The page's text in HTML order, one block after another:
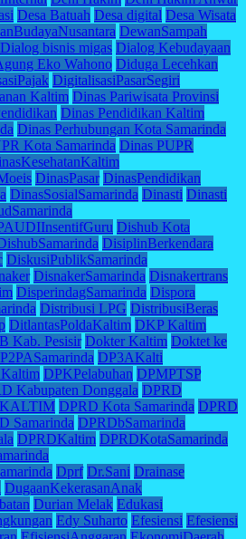
Desa Batuah Desa digital Desa Wisata
DewanSampah
Dialog bisnis migas Dialog Kebudayaan
Eko Wahono Diduga Lecehkan
DigitalisasiPasarSegiri
Kaltim Dinas Pariwisata Provinsi
Dinas Pendidikan Kaltim
Dinas Perhubungan Kota Samarinda
Kota Samarinda Dinas PUPR
DinasPasar DinasPendidikan
DinasSosialSamarinda Dinasti Dinasti
Dishub Kota
DisiplinBerkendara
DiskusiPublikSamarinda
DisnakerSamarinda Disnakertrans
DisperindagSamarinda Dispora
Distribusi LPG DistribusiBeras
DitlantasPoldaKaltim DKP Kaltim
Kab. Pesisir Dokter Kaltim Doktet ke
DP3AKalti
DPKPelabuhan DPMPTSP
Kabupaten Donggala DPRD
DPRD Kota Samarinda DPRD
Samarinda DPRDbSamarinda
DPRDKaltim DPRDKotaSamarinda
Dprf Dr.Sani Drainase
DugaanKekerasanAnak
Durian Melak Edukasi
Edy Suharto Efesiensi Efesiensi